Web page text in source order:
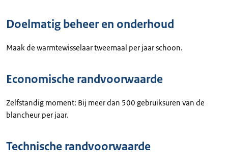
Doelmatig beheer en onderhoud
Maak de warmtewisselaar tweemaal per jaar schoon.
Economische randvoorwaarde
Zelfstandig moment: Bij meer dan 500 gebruiksuren van de
blancheur per jaar.
Technische randvoorwaarde